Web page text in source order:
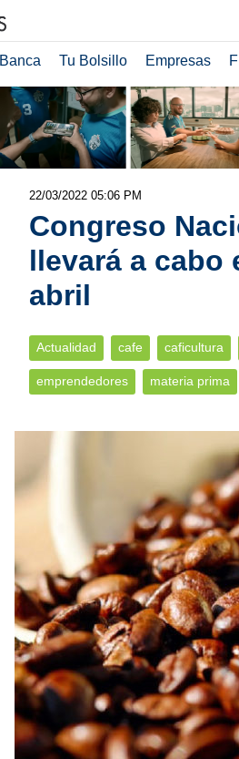
Banca Tu Bolsillo Empresas
22/03/2022 05:06 PM
Congreso
llevará a cabo
abril
Actualidad cafe caficultura
emprendedores materia prima